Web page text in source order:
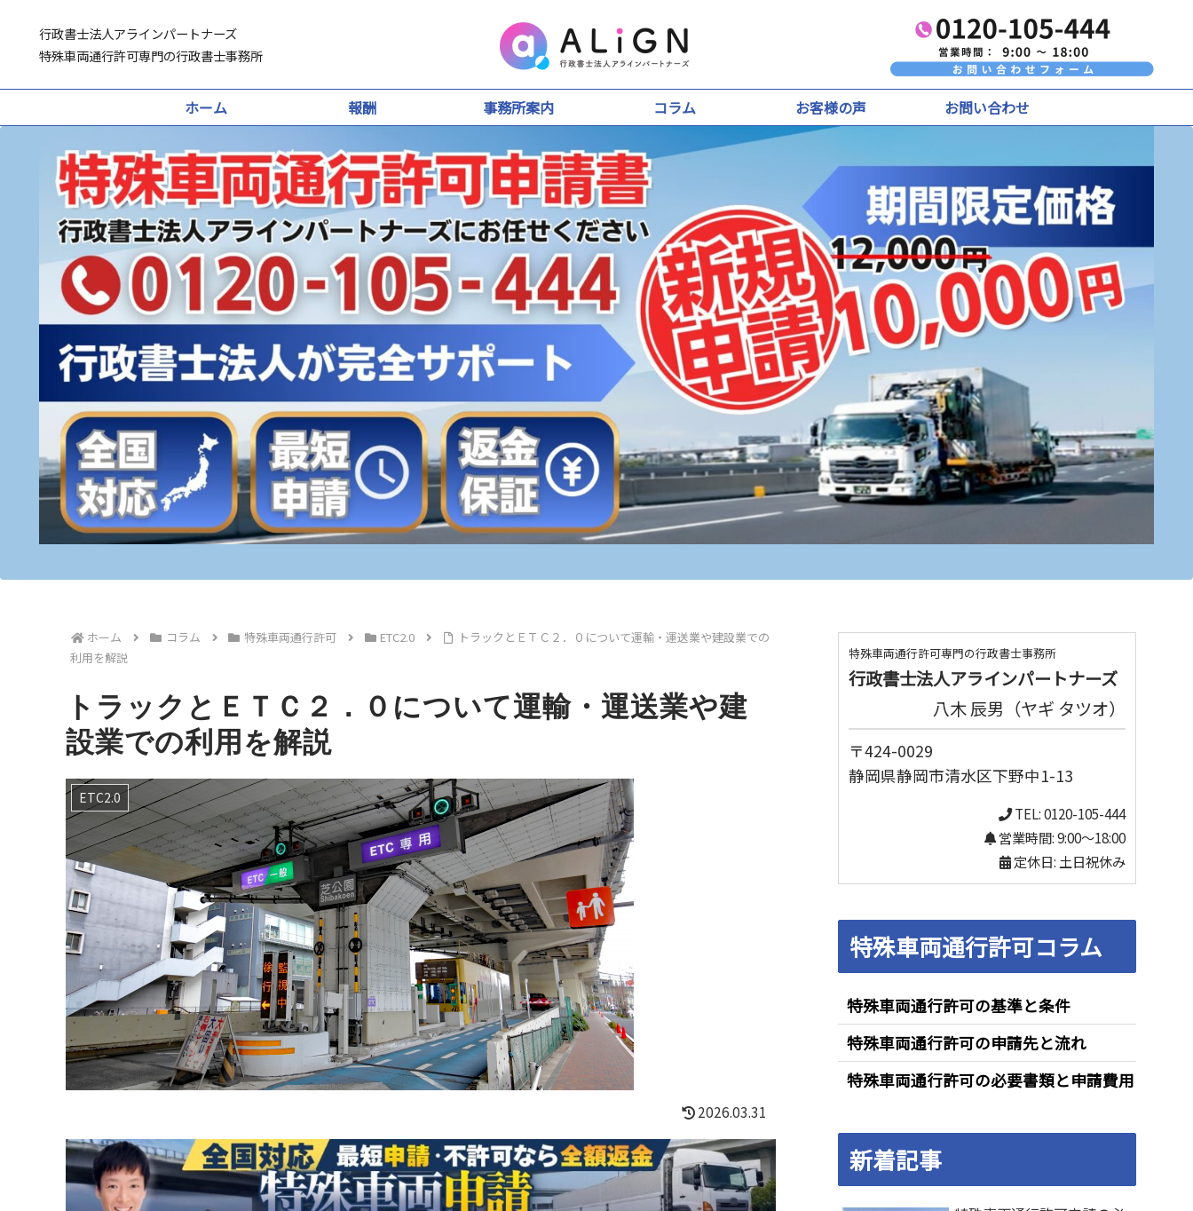
行政書士法人アラインパートナーズ
特殊車両通行許可専門の行政書士事務所
ホーム 報酬 事務所案内 コラム お客様の声 お問い合わせ
ホーム コラム 特殊車両通行許可 ETC2.0
トラックとＥＴＣ２．０について運輸・運送業や建設業での
利用を解説
トラックとＥＴＣ２．０について運輸・運送業や建
設業での利用を解説
ETC2.0
2026.03.31
特殊車両通行許可専門の行政書士事務所
行政書士法人アラインパートナーズ
八木 辰男（ヤギ タツオ）
〒424-0029
静岡県静岡市清水区下野中1-13
TEL: 0120-105-444
営業時間: 9:00～18:00
定休日: 土日祝休み
特殊車両通行許可コラム
特殊車両通行許可の基準と条件
特殊車両通行許可の申請先と流れ
特殊車両通行許可の必要書類と申請費用
新着記事